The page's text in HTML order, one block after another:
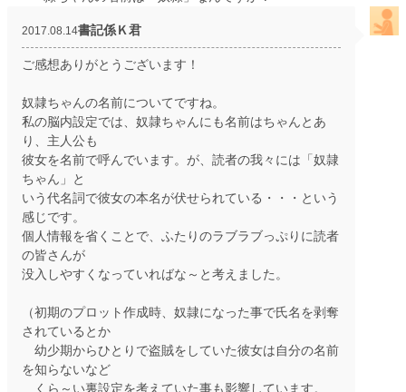
2017.08.14書記係Ｋ君
ご感想ありがとうございます！
奴隷ちゃんの名前についてですね。
私の脳内設定では、奴隷ちゃんにも名前はちゃんとあ
り、主人公も
彼女を名前で呼んでいます。が、読者の我々には「奴隷
ちゃん」と
いう代名詞で彼女の本名が伏せられている・・・という
感じです。
個人情報を省くことで、ふたりのラブラブっぷりに読者
の皆さんが
没入しやすくなっていればな～と考えました。
（初期のプロット作成時、奴隷になった事で氏名を剥奪
されているとか
幼少期からひとりで盗賊をしていた彼女は自分の名前
を知らないなど
くら～い裏設定を考えていた事も影響しています。